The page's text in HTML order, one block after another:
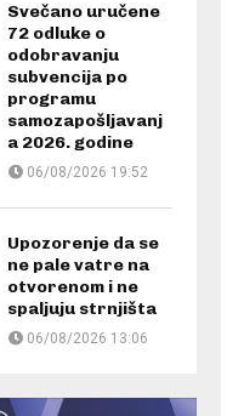
Svečano uručene
72 odluke o
odobravanju
subvencija po
programu
samozapošljavanj
a 2026. godine
06/08/2026 19:52
Upozorenje da se
ne pale vatre na
otvorenom i ne
spaljuju strnjišta
06/08/2026 13:06